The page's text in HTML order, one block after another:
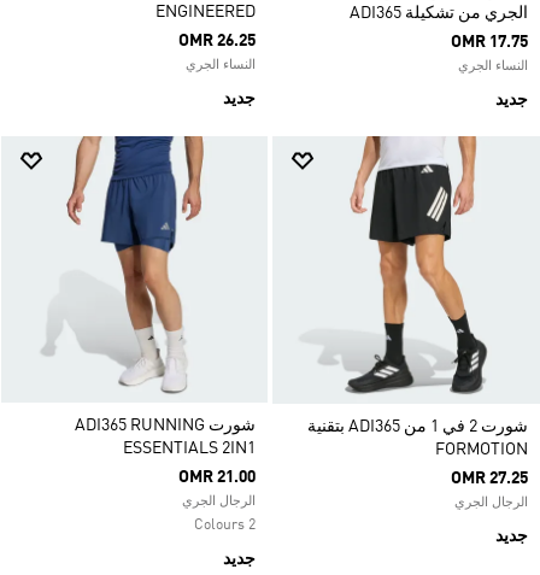
الجري من تشكيلة ADI365
OMR 17.75
النساء الجري
جديد
ENGINEERED
OMR 26.25
النساء الجري
جديد
شورت 2 في 1 من ADI365 بتقنية
FORMOTION
OMR 27.25
الرجال الجري
جديد
شورت ADI365 RUNNING
ESSENTIALS 2IN1
OMR 21.00
الرجال الجري
2 Colours
جديد